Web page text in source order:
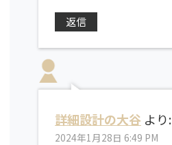
返信
詳細設計の大谷 より:
2024年1月28日 6:49 PM